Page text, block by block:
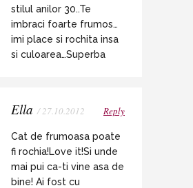
stilul anilor 30..Te
imbraci foarte frumos…
imi place si rochita insa
si culoarea…Superba
Ella / 27.10.2012 Reply
Cat de frumoasa poate
fi rochia!Love it!Si unde
mai pui ca-ti vine asa de
bine! Ai fost cu